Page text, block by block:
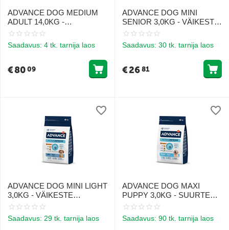
ADVANCE DOG MEDIUM
ADULT 14,0KG -
KESKMISTE TÕUGUDE
Saadavus: 4 tk. tarnija laos
€8009
ADVANCE DOG MINI
SENIOR 3,0KG - VÄIKESTE
TÕUGUDE VANEMATELE
Saadavus: 30 tk. tarnija laos
€2681
ADVANCE DOG MINI LIGHT
3,0KG - VÄIKESTE
TÕUGUDE KOERTELE
RIIS)
Saadavus: 29 tk. tarnija laos
ADVANCE DOG MAXI
PUPPY 3,0KG - SUURTE
TÕUGUDE KUTSIKATELE
Saadavus: 90 tk. tarnija laos